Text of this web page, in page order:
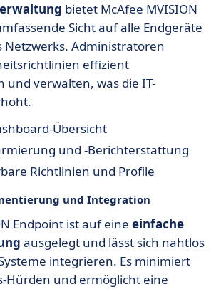
bietet McAfee MVISION
Sicht auf alle Endgeräte
Netzwerks. Administratoren
effizient
und verwalten, was die IT-
Übersicht
und -Berichterstattung
Richtlinien und Profile
und Integration
Endpoint ist auf eine einfache
ausgelegt und lässt sich nahtlos
integrieren. Es minimiert
Hürden und ermöglicht eine